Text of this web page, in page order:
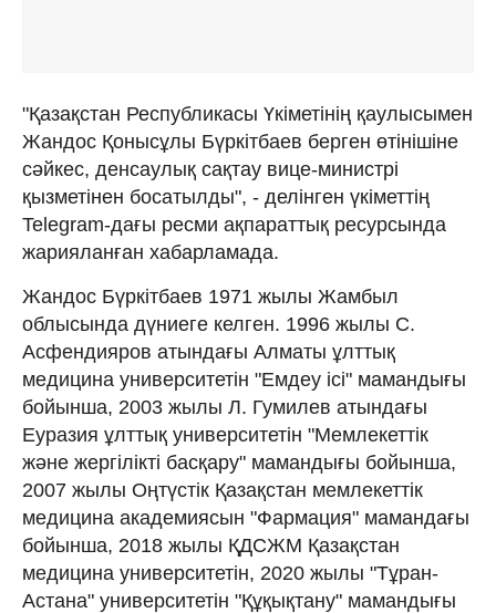
"Қазақстан Республикасы Үкіметінің қаулысымен
Жандос Қонысұлы Бүркітбаев берген өтінішіне
сәйкес, денсаулық сақтау вице-министрі
қызметінен босатылды", - делінген үкіметтің
Telegram-дағы ресми ақпараттық ресурсында
жарияланған хабарламада.
Жандос Бүркітбаев 1971 жылы Жамбыл
облысында дүниеге келген. 1996 жылы C.
Асфендияров атындағы Алматы ұлттық
медицина университетін "Емдеу ісі" мамандығы
бойынша, 2003 жылы Л. Гумилев атындағы
Еуразия ұлттық университетін "Мемлекеттік
және жергілікті басқару" мамандығы бойынша,
2007 жылы Оңтүстік Қазақстан мемлекеттік
медицина академиясын "Фармация" мамандағы
бойынша, 2018 жылы ҚДСЖМ Қазақстан
медицина университетін, 2020 жылы "Тұран-
Астана" университетін "Құқықтану" мамандығы